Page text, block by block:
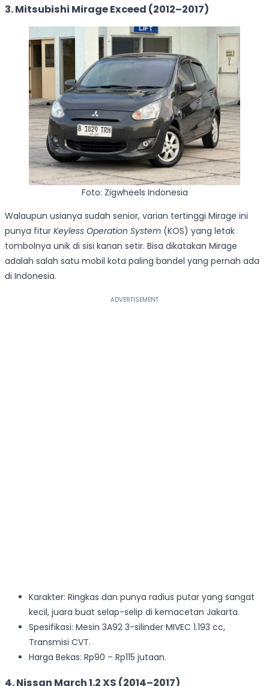
3. Mitsubishi Mirage Exceed (2012–2017)
Foto: Zigwheels Indonesia
Walaupun usianya sudah senior, varian tertinggi Mirage ini
punya fitur Keyless Operation System (KOS) yang letak
tombolnya unik di sisi kanan setir. Bisa dikatakan Mirage
adalah salah satu mobil kota paling bandel yang pernah ada
di Indonesia.
Karakter: Ringkas dan punya radius putar yang sangat
kecil, juara buat selap-selip di kemacetan Jakarta.
Spesifikasi: Mesin 3A92 3-silinder MIVEC 1.193 cc,
Transmisi CVT.
Harga Bekas: Rp90 – Rp115 jutaan.
4. Nissan March 1.2 XS (2014–2017)